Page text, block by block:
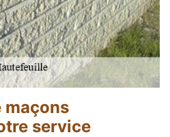
maçons
service